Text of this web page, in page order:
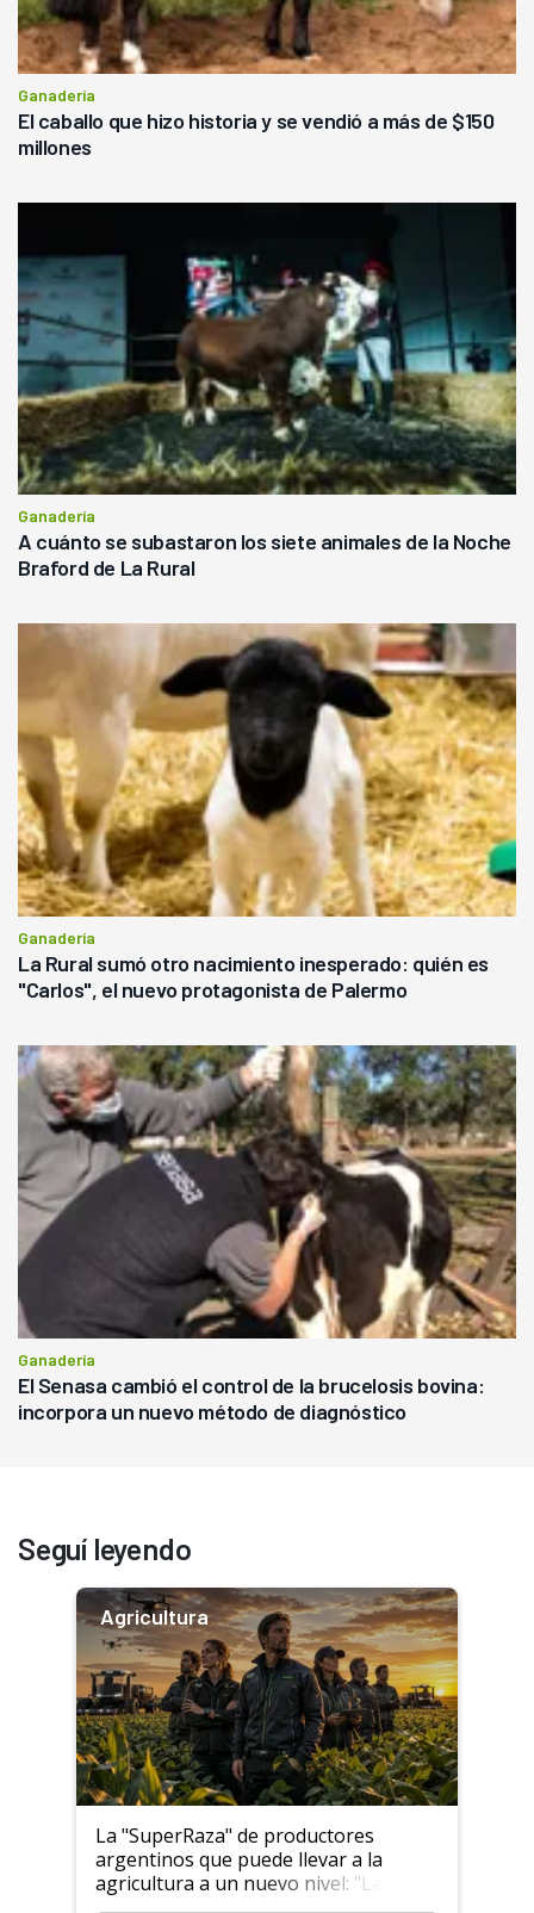
Ganadería
El caballo que hizo historia y se vendió a más de $150
millones
Ganadería
A cuánto se subastaron los siete animales de la Noche
Braford de La Rural
Ganadería
La Rural sumó otro nacimiento inesperado: quién es
"Carlos", el nuevo protagonista de Palermo
Ganadería
El Senasa cambió el control de la brucelosis bovina:
incorpora un nuevo método de diagnóstico
Seguí leyendo
Agricultura
La "SuperRaza" de productores
argentinos que puede llevar a la
agricultura a un nuevo nivel: "Las
posibilidades de crecimiento son